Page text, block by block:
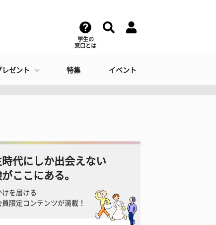
学生の
窓口とは
レゼント 特集 イベント
時代にしか出会えない
ここにある。
けを届ける
員限定コンテンツが満載！